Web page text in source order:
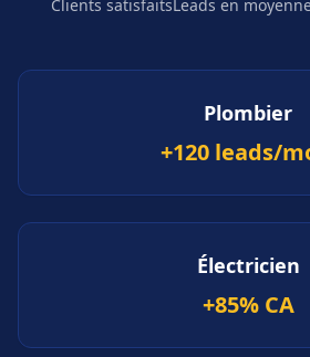
Clients satisfaitsLeads en
Plombier
+120 leads/
Électricien
+85% CA